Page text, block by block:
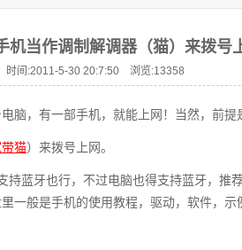
机当作调制解调器（猫）来拨号
间:2011-5-30 20:7:50 浏览:13358
脑，有一部手机，就能上网！当然，前提
猫）来拨号上网。
蓝牙也行，不过电脑也得支持蓝牙，推
一般是手机的使用教程，驱动，软件，